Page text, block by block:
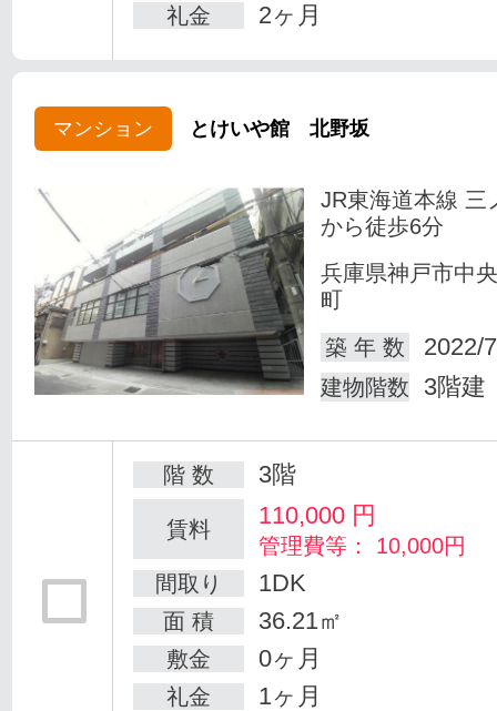
礼金 2ヶ月
マンション とけいや館 北野坂
JR東海道本線 三
から徒歩6分
兵庫県神戸市中
町
築 年 数
2022/
建物階数 3階建
階 数 3階
賃料 110,000 円
管理費等： 10,000円
間取り
1DK
面 積 36.21㎡
敷金 0ヶ月
礼金 1ヶ月